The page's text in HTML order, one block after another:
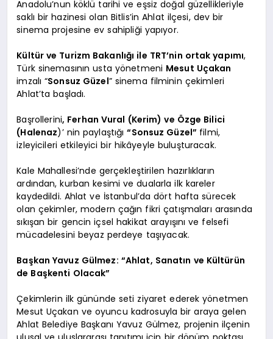
Anadolu’nun köklü tarihi ve eşsiz doğal güzellikleriyle
saklı bir hazinesi olan Bitlis’in Ahlat ilçesi, dev bir
sinema projesine ev sahipliği yapıyor.
Kültür ve Turizm Bakanlığı ile TRT’nin ortak yapımı,
Türk sinemasının usta yönetmeni Mesut Uçakan
imzalı “Sonsuz Güzel” sinema filminin çekimleri
Ahlat’ta başladı.
Başrollerini, Ferhan Vural (Kerim) ve Özge Bilici
(Halenaz)’ nin paylaştığı“Sonsuz Güzel” filmi,
izleyicileri etkileyici bir hikâyeyle buluşturacak.
Kale Mahallesi’nde gerçekleştirilen hazırlıkların
ardından, kurban kesimi ve dualarla ilk kareler
kaydedildi. Ahlat ve İstanbul’da dört hafta sürecek
olan çekimler, modern çağın fikri çatışmaları arasında
sıkışan bir gencin içsel hakikat arayışını ve felsefi
mücadelesini beyaz perdeye taşıyacak.
Başkan Yavuz Gülmez: “Ahlat, Sanatın ve Kültürün
de Başkenti Olacak”
Çekimlerin ilk gününde seti ziyaret ederek yönetmen
Mesut Uçakan ve oyuncu kadrosuyla bir araya gelen
Ahlat Belediye Başkanı Yavuz Gülmez, projenin ilçenin